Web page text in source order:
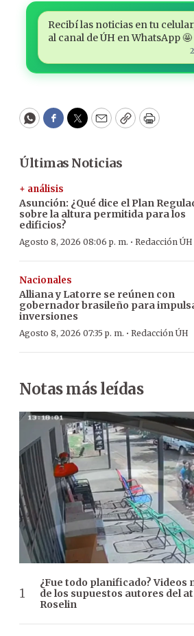
Recibí las noticias en tu
al canal de ÚH en WhatsApp 🤩
WhatsApp
Facebook
Twitter
EmailCopyPrint
Últimas Noticias
+ análisis
Asunción: ¿Qué dice el Plan
sobre la altura permitida para los
edificios?
Agosto 8, 2026 08:06 p. m. · Redacción ÚH
Nacionales
Alliana y Latorre se reúnen con
gobernador brasileño para
inversiones
Agosto 8, 2026 07:35 p. m. · Redacción ÚH
Notas más leídas
¿Fue todo planificado?
de los supuestos autores del
Roselin